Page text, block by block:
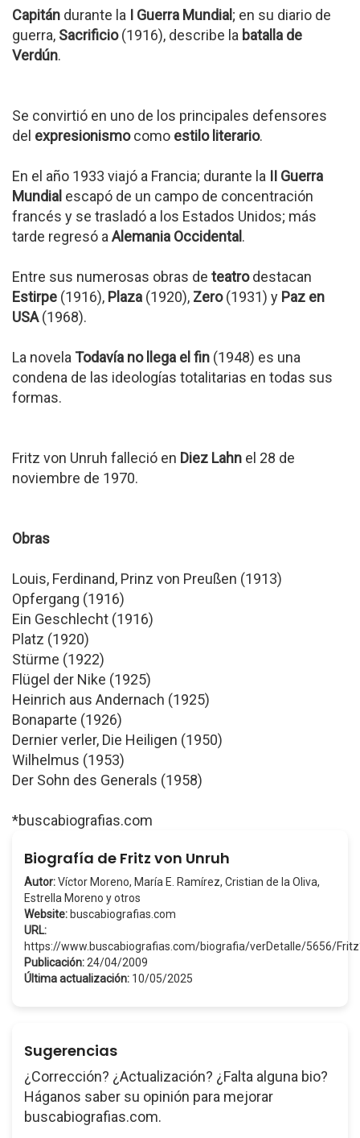
Capitán durante la I Guerra Mundial ; en su diario de
guerra, Sacrificio(1916), describe la batalla de
Verdún.
Se convirtió en uno de los principales defensores
del expresionismocomo estilo literario.
En el año 1933 viajó a Francia; durante la II Guerra
Mundial escapó de un campo de concentración
francés y se trasladó a los Estados Unidos; más
tarde regresó a Alemania Occidental .
Entre sus numerosas obras de teatrodestacan
Estirpe (1916), Plaza (1920), Zero(1931) y Paz en
USA(1968).
La novela Todavía no llega el fin (1948) es una
condena de las ideologías totalitarias en todas sus
formas.
Fritz von Unruh falleció en Diez Lahn el 28 de
noviembre de 1970.
Obras
Louis, Ferdinand, Prinz von Preußen (1913)
Opfergang (1916)
Ein Geschlecht (1916)
Platz (1920)
Stürme (1922)
Flügel der Nike (1925)
Heinrich aus Andernach (1925)
Bonaparte (1926)
Dernier verler, Die Heiligen (1950)
Wilhelmus (1953)
Der Sohn des Generals (1958)
*buscabiografias.com
Biografía de Fritz von Unruh
Autor:Víctor Moreno, María E. Ramírez, Cristian de la Oliva,
Estrella Moreno y otros
Website: buscabiografias.com
URL:
https://www.buscabiografias.com/biografia/verDetalle/5656/
Publicación: 24/04/2009
Última actualización: 10/05/2025
Sugerencias
¿Corrección? ¿Actualización? ¿Falta alguna bio?
Háganos saber su opinión para mejorar
buscabiografias.com.